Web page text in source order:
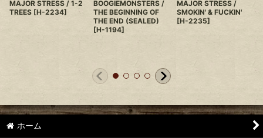
MAJOR STRESS / 1-2
TREES [H-2234]
BOOGIEMONSTERS /
THE BEGINNING OF
THE END (SEALED)
[H-1194]
MAJOR STRESS /
SMOKIN' & FUCKIN'
[H-2235]
ホーム